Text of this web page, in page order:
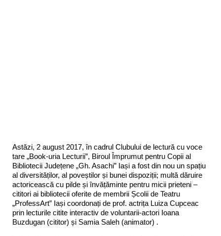
Astăzi, 2 august 2017, în cadrul Clubului de lectură cu voce
tare „Book-uria Lecturii”, Biroul Împrumut pentru Copii al
Bibliotecii Județene „Gh. Asachi” Iași a fost din nou un spațiu
al diversităților, al poveștilor și bunei dispoziții; multă dăruire
actoricească cu pilde și învățăminte pentru micii prieteni –
cititori ai bibliotecii oferite de membrii Școlii de Teatru
„ProfessArt” Iași coordonați de prof. actrița Luiza Cupceac
prin lecturile citite interactiv de voluntarii-actori Ioana
Buzdugan (cititor) și Samia Saleh (animator) .